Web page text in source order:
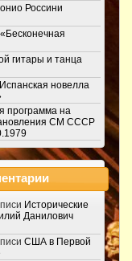
Россини
гитары и танца
новелла
программа на
СМ СССР
Исторические
Данилович
США в Первой